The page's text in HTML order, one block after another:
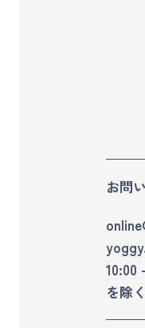
お問
online
10:00
を除く